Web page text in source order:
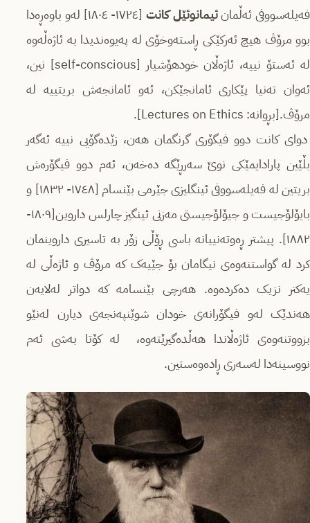
فەیلەسووفی ئەڵمانئیمانوئێل کانت
[١٧٢٤- ١٨٠٤] لەو باوەڕەدا
بوو مرۆڤ هیچ ئەرکێکی ڕاستەوخۆی لە پەیوەندیدا بە ئاژەڵەوە
لە ئەستۆ نییە، ئاژەڵان خودهۆشیار [self-conscious] نین،
ئەوان تەنیا پێکاری ئامانجێکن، ئەو ئامانجەش بریتییە لە
مرۆڤ.[بڕوانە: Lectures on Ethics].
دوای کانت دوو فیگۆری گرنگمان هەن، زێدەگۆیی نییە ئەگەر
بڵێین پارادایمێکی نوێ سەرڕێگە دەخەن، ئەم دوو فیگۆرەش
بریتین لە فەیلەسووفی ئینگلیزی جێرمی بێنسام [١٧٤٨- ١٨٣٢] و
بایۆلۆجیست و جیۆلۆجیستی مەزنی ئینگیز چارلس داروین[١٨٠٩-
١٨٨٢]. پیشتر ڕەوتەنییانە باسی ڕۆڵی زۆر بە تاسیری داروینمان
کرد لە گواستنەوەی نیگامان بۆ جێیەک کە مرۆڤ و ئاژەڵی لە
یەکتر نزیک دەکردەوە. هەرچی بێنسامە کە دواتر لەلایەن
هەندێک لەو فیگۆرانەی خودان شوێنپەنجەی دیارن لەنێو
بزووتنەوەی ئاژەڵاندا هەڵدەگیرێتەوە، لە کۆتا بەشی ئەم
نووسینەدا لەسەری ڕادەوەستین.